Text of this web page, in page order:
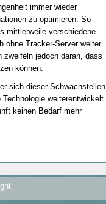
immer wieder
zu optimieren. So
mittlerweile verschiedene
ohne Tracker-Server weiter
zweifeln jedoch daran, dass
können.
sich dieser Schwachstellen
weiterentwickelt
keinen Bedarf mehr